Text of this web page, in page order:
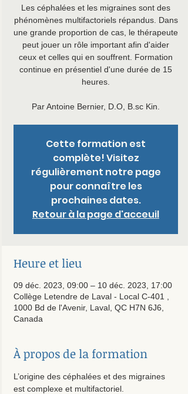
Les céphalées et les migraines sont des
phénomènes multifactoriels répandus. Dans
une grande proportion de cas, le thérapeute
peut jouer un rôle important afin d'aider
ceux et celles qui en souffrent. Formation
continue en présentiel d'une durée de 15
heures.
Par Antoine Bernier, D.O, B.sc Kin.
Cette formation est
complète! Visitez
régulièrement notre page
pour connaître les
prochaines dates.
Retour à la page d'acceuil
Heure et lieu
09 déc. 2023, 09:00 – 10 déc. 2023, 17:00
Collège Letendre de Laval - Local C-401 ,
1000 Bd de l'Avenir, Laval, QC H7N 6J6,
Canada
À propos de la formation
L’origine des céphalées et des migraines
est complexe et multifactoriel.